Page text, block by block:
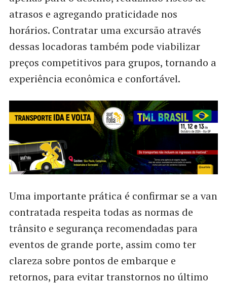
atrasos e agregando praticidade nos
horários. Contratar uma excursão através
dessas locadoras também pode viabilizar
preços competitivos para grupos, tornando a
experiência econômica e confortável.
Uma importante prática é confirmar se a van
contratada respeita todas as normas de
trânsito e segurança recomendadas para
eventos de grande porte, assim como ter
clareza sobre pontos de embarque e
retornos, para evitar transtornos no último